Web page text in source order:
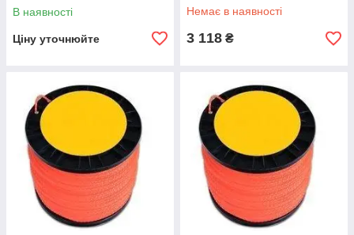
В наявності
Ціну уточнюйте
Немає в наявності
3 118 ₴